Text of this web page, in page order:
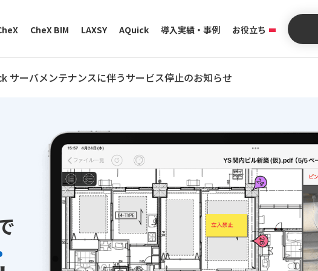
CheX BIM LAXSY AQuick 導入実績・事例 お役立ち
サーバメンテナンスに伴うサービス停止のお知らせ
ン機能 業種別の活用 導入実績・事例